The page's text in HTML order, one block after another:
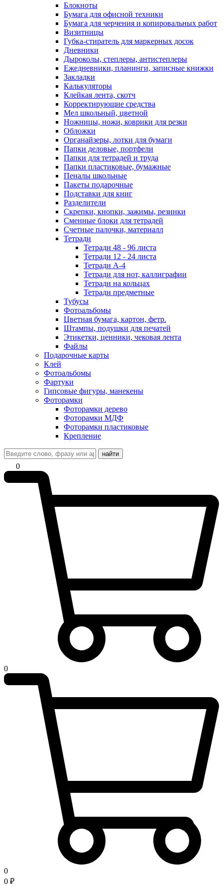
Блокноты
Бумага для офисной техники
Бумага для черчения и копировальных работ
Визитницы
Губка-стиратель для маркерных досок
Дневники
Дыроколы, степлеры, антистеплеры
Ежедневники, планинги, записные книжки
Закладки
Калькуляторы
Клейкая лента, скотч
Корректирующие средства
Мел школьный, цветной
Ножницы, ножи, коврики для резки
Обложки
Органайзеры, лотки для бумаги
Папки деловые, портфели
Папки для тетрадей и труда
Папки пластиковые, бумажные
Пеналы школьные
Пакеты подарочные
Подставки для книг
Разделители
Скрепки, кнопки, зажимы, резинки
Сменные блоки для тетрадей
Счетные палочки, материалл
Тетради
Тетради 48 - 96 листа
Тетради 12 - 24 листа
Тетради А-4
Тетради для нот, каллиграфии
Тетради на кольцах
Тетради предметные
Тубусы
Фотоальбомы
Цветная бумага, картон, фетр.
Штампы, подушки для печатей
Этикетки, ценники, чековая лента
Файлы
Подарочные карты
Клей
Фотоальбомы
Фартуки
Гипсовые фигуры, манекены
Фоторамки
Фоторамки дерево
Фоторамки МДФ
Фоторамки пластиковые
Крепление
найти
0
0
0
0 ₽